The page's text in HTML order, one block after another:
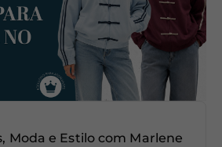
Moda e Estilo com Marlene